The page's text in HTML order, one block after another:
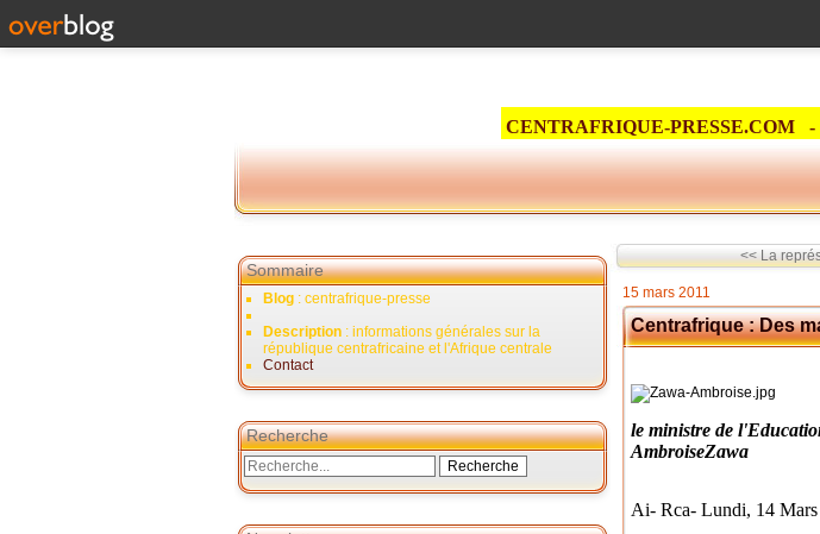
CENTRAFRIQUE-PRESSE.COM -
Sommaire
Blog : centrafrique-presse
Description : informations générales sur la
république centrafricaine et l'Afrique centrale
Contact
Recherche
<< La
15 mars 2011
Centrafrique : Des
le ministre de
AmbroiseZawa
Ai- Rca- Lundi, 14